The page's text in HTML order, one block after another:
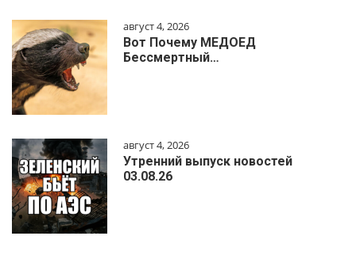
август 4, 2026
Вот Почему МЕДОЕД
Бессмертный…
август 4, 2026
Утренний выпуск новостей
03.08.26